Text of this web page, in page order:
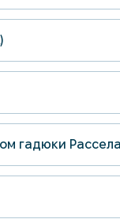
гадюки